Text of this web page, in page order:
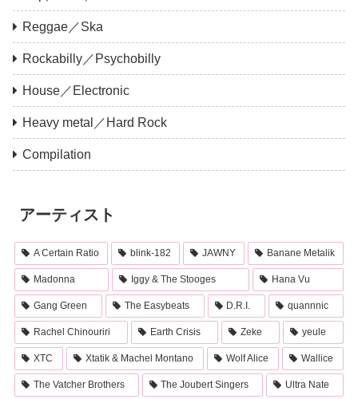
Reggae／Ska
Rockabilly／Psychobilly
House／Electronic
Heavy metal／Hard Rock
Compilation
アーティスト
A Certain Ratio blink-182 JAWNY Banane Metalik
Madonna Iggy & The Stooges Hana Vu
Gang Green The Easybeats D.R.I. quannnic
Rachel Chinouriri Earth Crisis Zeke yeule
XTC Xtatik & Machel Montano Wolf Alice Wallice
The Vatcher Brothers The Joubert Singers Ultra Nate